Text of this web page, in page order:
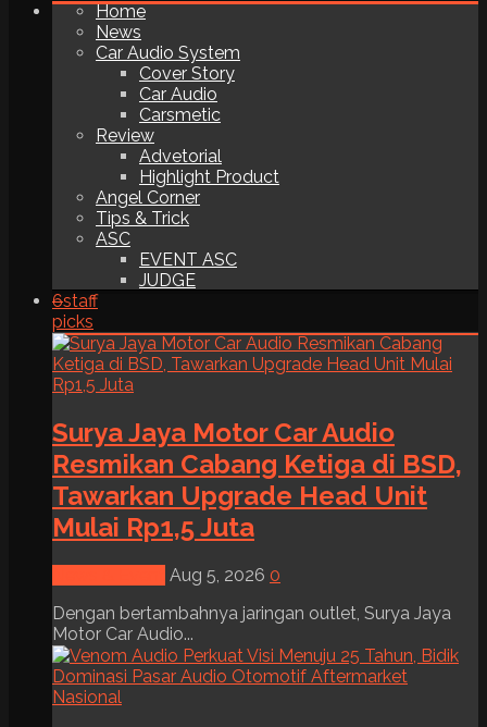
Home
News
Car Audio System
Cover Story
Car Audio
Carsmetic
Review
Advetorial
Highlight Product
Angel Corner
Tips & Trick
ASC
EVENT ASC
JUDGE
6staff
picks
Surya Jaya Motor Car Audio
Resmikan Cabang Ketiga di BSD,
Tawarkan Upgrade Head Unit
Mulai Rp1,5 Juta
Aug 5, 2026 0
Dengan bertambahnya jaringan outlet, Surya Jaya
Motor Car Audio...